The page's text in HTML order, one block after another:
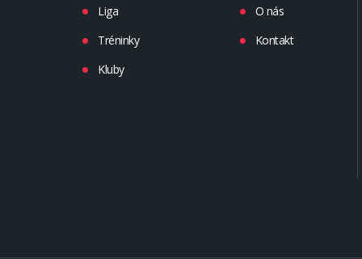
Liga
Tréninky
Kluby
O nás
Kontakt